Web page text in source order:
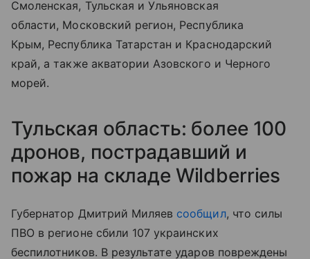
Смоленская, Тульская и Ульяновская
области, Московский регион, Республика
Крым, Республика Татарстан и Краснодарский
край, а такжеакватории Азовского и Черного
морей.
Тульская область: более 100
дронов, пострадавший и
пожар на складе Wildberries
Губернатор Дмитрий Миляев сообщил, что силы
ПВО в регионе сбили 107 украинских
беспилотников. В результате ударов повреждены